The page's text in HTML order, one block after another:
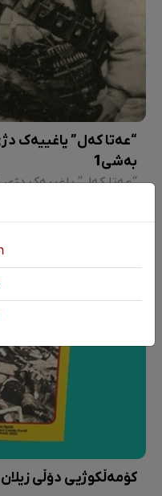
“عەتا کەل” یاغییەک
بەشی1
کۆمەڵکوژیی دۆڵی